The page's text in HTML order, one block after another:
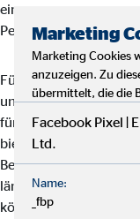
ein bestimmtes Raster
Persönlichkeiten mit
Für den Einstieg bei
unserer Ausbildung
für Ihren zukünftigen
bieten wir die
Berufsleben
längeren Job-Pause
können Sie flexibel
Marketing
Marketing Cookies
anzuzeigen. Zu
übermittelt, die die
Facebook Pixel |
Ltd.
Name:
_fbp